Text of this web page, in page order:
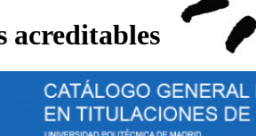
acreditables